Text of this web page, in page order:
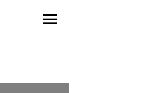
menu